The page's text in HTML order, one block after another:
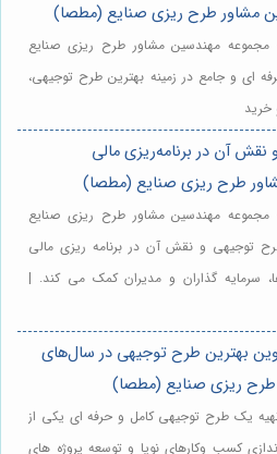
مشاور طرح ریزی صنایع (مطصا)
مهندسین مشاور طرح ریزی صنایع
ای و جامع در زمینه بهترین طرح توجیهی،
خرید
آن در برنامه‌ریزی مالی
طرح ریزی صنایع (مطصا)
مهندسین مشاور طرح ریزی صنایع
توجیهی و نقش آن در برنامه ریزی مالی
سرمایه گذاران و مدیران کمک می کند. |
بهترین طرح توجیهی در سال‌های
طرح ریزی صنایع (مطصا)
یک طرح توجیهی کامل و حرفه ای یکی از
کسب وکارهای نوپا و توسعه پروژه های